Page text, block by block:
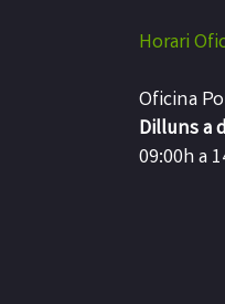
Horari
Oficina
Dilluns a
09:00h a